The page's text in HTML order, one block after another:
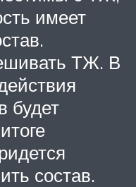
имеет
ТЖ. В
будет
состав.